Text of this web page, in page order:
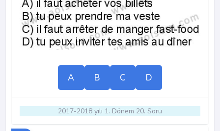
A B C D
2017-2018 yılı 1. Dönem 20. Soru